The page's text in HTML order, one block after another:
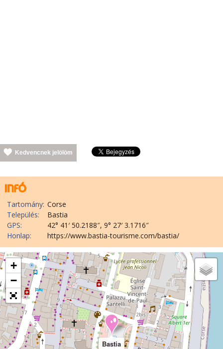
Kedvencnek jelölöm
Tartomány: Corse
Település:
Bastia
GPS:
42° 41′ 50.2188″, 9° 27′ 3.1716″
Honlap:
https://www.bastia-tourisme.com/bastia/
Bastia
+
−